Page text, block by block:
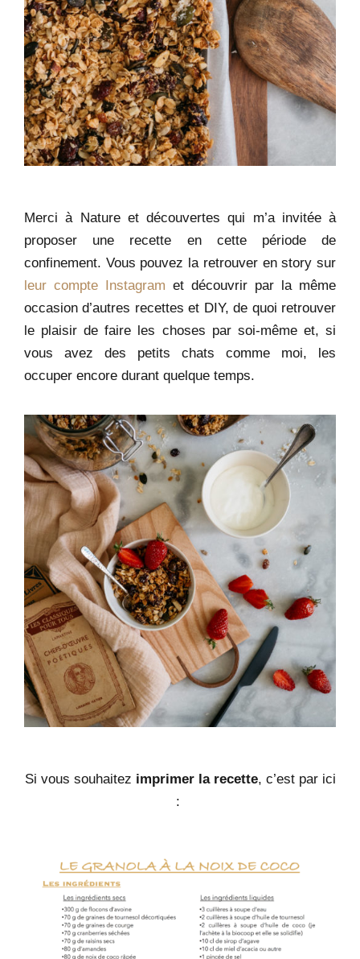
Merci à Nature et découvertes qui m’a invitée à
proposer une recette en cette période de
confinement. Vous pouvez la retrouver en story sur
leur compte Instagram et découvrir par la même
occasion d’autres recettes et DIY, de quoi retrouver
le plaisir de faire les choses par soi-même et, si
vous avez des petits chats comme moi, les
occuper encore durant quelque temps.
Si vous souhaitez imprimer la recette, c’est par ici
: